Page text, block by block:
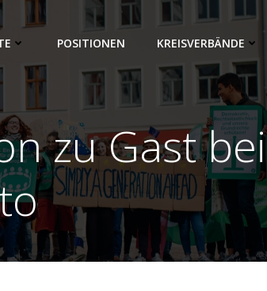
POSITIONEN KREISVERBÄNDE
zu Gast bei